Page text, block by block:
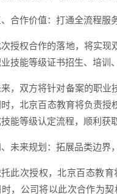
、合作价值：打通全流程服
次授权合作的落地，将实
技能等级证书招生、培训
来，双方将针对备案的职业
，北京百态教育将负责
能等级认定流程，顺利获
、未来规划：拓展品类边界
此次授权，北京百态教
时，公司将以此次合作为